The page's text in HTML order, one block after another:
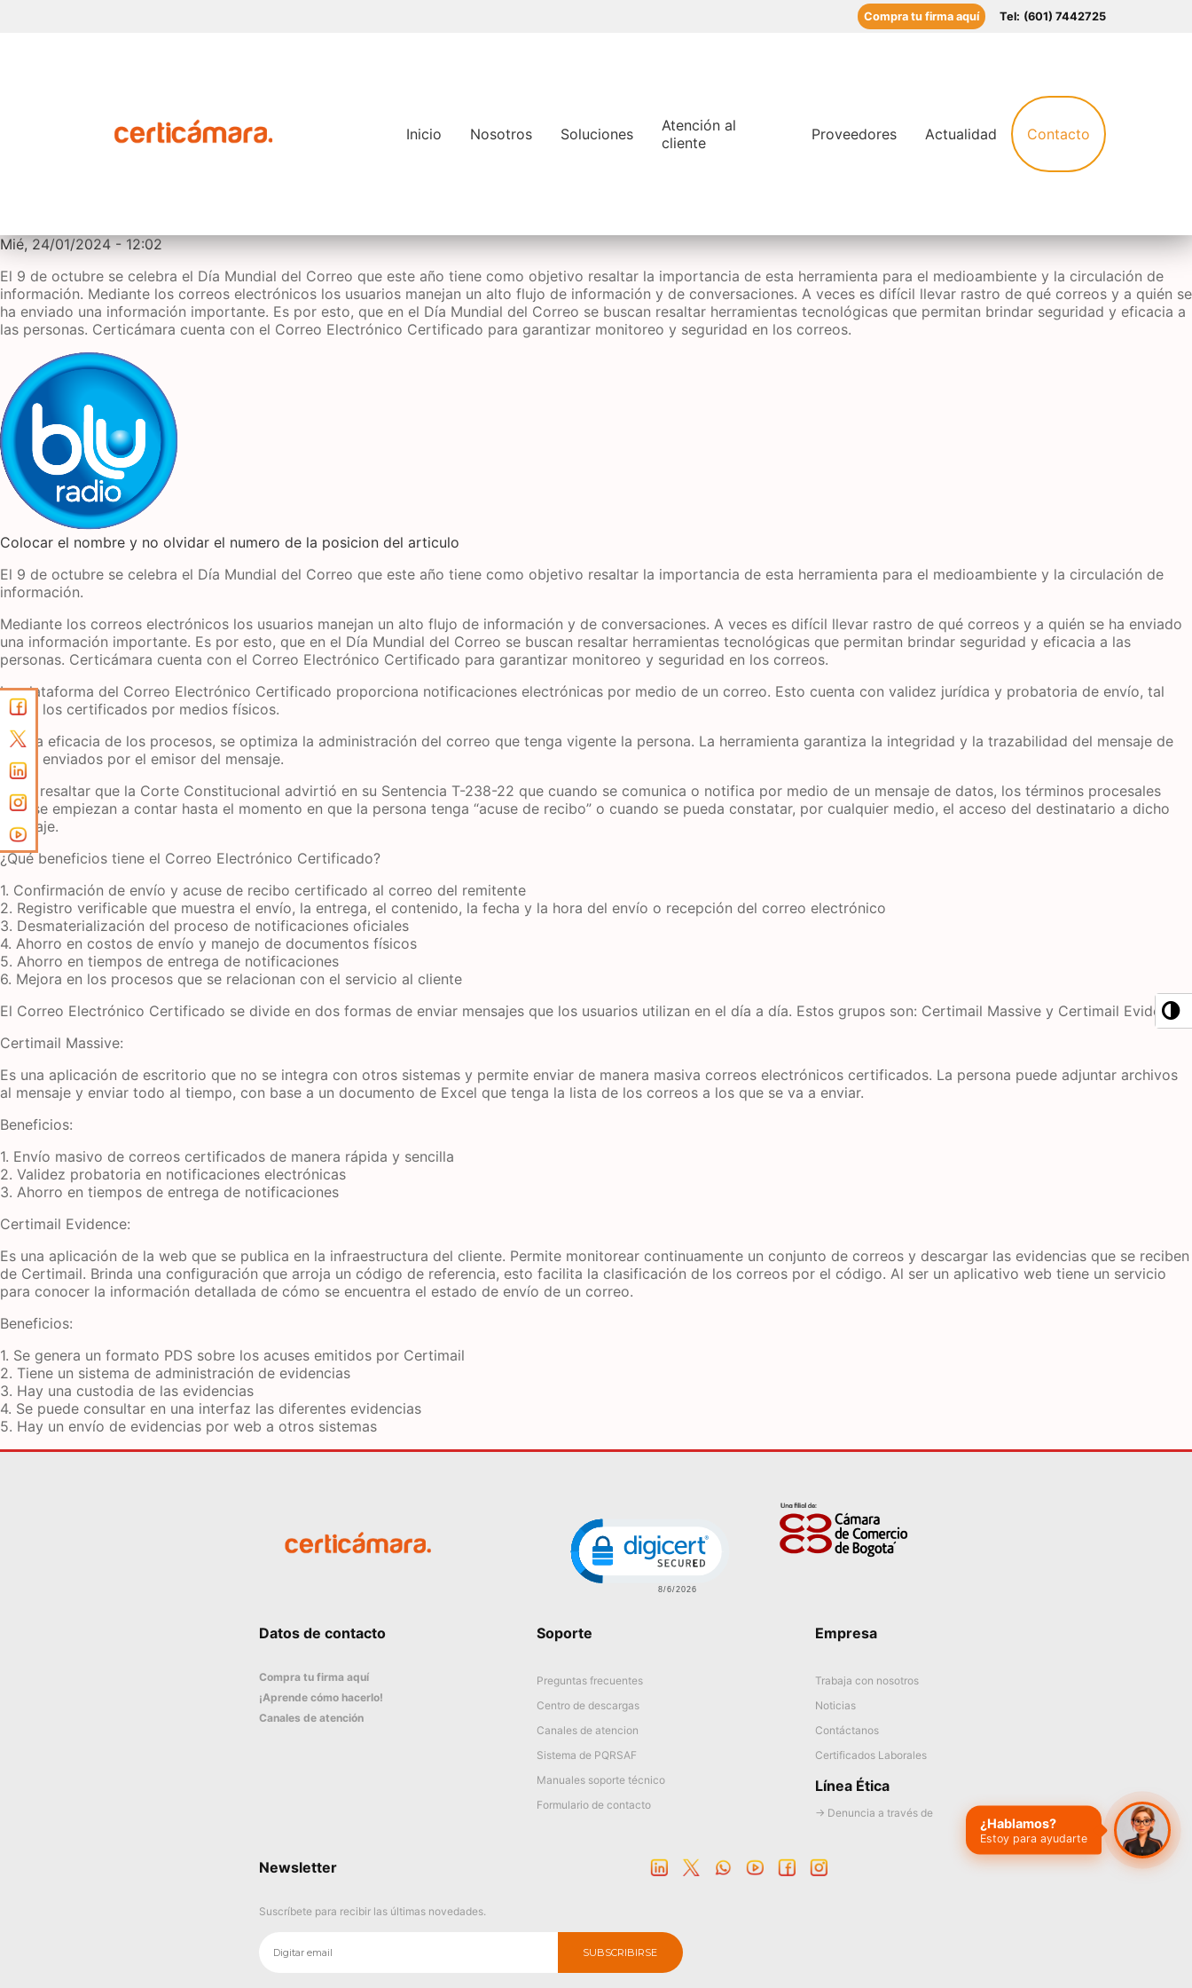
Compra tu firma aquí Tel: (601) 7442725
Inicio Nosotros Soluciones
Atención al
cliente
Proveedores Actualidad Contacto
Mié, 24/01/2024 - 12:02
El 9 de octubre se celebra el Día Mundial del Correo que este año tiene como objetivo resaltar la importancia de esta herramienta para el medioambiente y la circulación de
información. Mediante los correos electrónicos los usuarios manejan un alto flujo de información y de conversaciones. A veces es difícil llevar rastro de qué correos y a quién se
ha enviado una información importante. Es por esto, que en el Día Mundial del Correo se buscan resaltar herramientas tecnológicas que permitan brindar seguridad y eficacia a
las personas. Certicámara cuenta con el Correo Electrónico Certificado para garantizar monitoreo y seguridad en los correos.
Imagen
Colocar el nombre y no olvidar el numero de la posicion del articulo
El 9 de octubre se celebra el Día Mundial del Correo que este año tiene como objetivo resaltar la importancia de esta herramienta para el medioambiente y la circulación de
información.
Mediante los correos electrónicos los usuarios manejan un alto flujo de información y de conversaciones. A veces es difícil llevar rastro de qué correos y a quién se ha enviado
una información importante. Es por esto, que en el Día Mundial del Correo se buscan resaltar herramientas tecnológicas que permitan brindar seguridad y eficacia a las
personas. Certicámara cuenta con el Correo Electrónico Certificado para garantizar monitoreo y seguridad en los correos.
La plataforma del Correo Electrónico Certificado proporciona notificaciones electrónicas por medio de un correo. Esto cuenta con validez jurídica y probatoria de envío, tal
como los certificados por medios físicos.
Con la eficacia de los procesos, se optimiza la administración del correo que tenga vigente la persona. La herramienta garantiza la integridad y la trazabilidad del mensaje de
datos enviados por el emisor del mensaje.
Cabe resaltar que la Corte Constitucional advirtió en su Sentencia T-238-22 que cuando se comunica o notifica por medio de un mensaje de datos, los términos procesales
solo se empiezan a contar hasta el momento en que la persona tenga “acuse de recibo” o cuando se pueda constatar, por cualquier medio, el acceso del destinatario a dicho
mensaje.
¿Qué beneficios tiene el Correo Electrónico Certificado?
1. Confirmación de envío y acuse de recibo certificado al correo del remitente
2. Registro verificable que muestra el envío, la entrega, el contenido, la fecha y la hora del envío o recepción del correo electrónico
3. Desmaterialización del proceso de notificaciones oficiales
4. Ahorro en costos de envío y manejo de documentos físicos
5. Ahorro en tiempos de entrega de notificaciones
6. Mejora en los procesos que se relacionan con el servicio al cliente
El Correo Electrónico Certificado se divide en dos formas de enviar mensajes que los usuarios utilizan en el día a día. Estos grupos son: Certimail Massive y Certimail Evidence.
Certimail Massive:
Es una aplicación de escritorio que no se integra con otros sistemas y permite enviar de manera masiva correos electrónicos certificados. La persona puede adjuntar archivos
al mensaje y enviar todo al tiempo, con base a un documento de Excel que tenga la lista de los correos a los que se va a enviar.
Beneficios:
1. Envío masivo de correos certificados de manera rápida y sencilla
2. Validez probatoria en notificaciones electrónicas
3. Ahorro en tiempos de entrega de notificaciones
Certimail Evidence:
Es una aplicación de la web que se publica en la infraestructura del cliente. Permite monitorear continuamente un conjunto de correos y descargar las evidencias que se reciben
de Certimail. Brinda una configuración que arroja un código de referencia, esto facilita la clasificación de los correos por el código. Al ser un aplicativo web tiene un servicio
para conocer la información detallada de cómo se encuentra el estado de envío de un correo.
Beneficios:
1. Se genera un formato PDS sobre los acuses emitidos por Certimail
2. Tiene un sistema de administración de evidencias
3. Hay una custodia de las evidencias
4. Se puede consultar en una interfaz las diferentes evidencias
5. Hay un envío de evidencias por web a otros sistemas
Click to open certificate verification popup
Imagen
Datos de contacto
Compra tu firma aquí
¡Aprende cómo hacerlo!
Canales de atención
Soporte
Preguntas frecuentes
Centro de descargas
Canales de atencion
Sistema de PQRSAF
Manuales soporte técnico
Formulario de contacto
Empresa
Trabaja con nosotros
Noticias
Contáctanos
Certificados Laborales
Línea Ética
→ Denuncia a través de
Newsletter
Suscríbete para recibir las últimas novedades.
¿Hablamos?
Estoy para ayudarte